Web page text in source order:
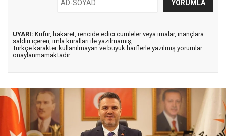
UYARI: Küfür, hakaret, rencide edici cümleler veya imalar, inançlara
saldırı içeren, imla kuralları ile yazılmamış,
Türkçe karakter kullanılmayan ve büyük harflerle yazılmış yorumlar
onaylanmamaktadır.